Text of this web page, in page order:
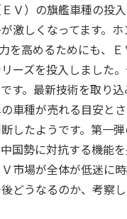
Ｖ）の旗艦車種の投
激しくなってます。
を高めるためにも、
ーズを投入しました
す。最新技術を取り
車種が売れる目安と
したようです。第一
国勢に対抗する機能
市場が全体が低迷に
どうなるのか、考察し